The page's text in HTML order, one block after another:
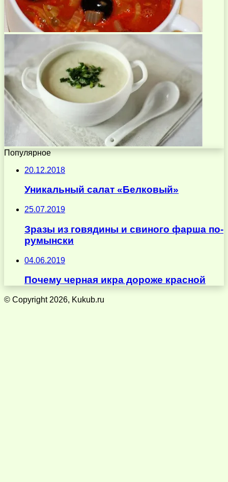
Популярное
20.12.2018
Уникальный салат «Белковый»
25.07.2019
Зразы из говядины и свиного фарша по-
румынски
04.06.2019
Почему черная икра дороже красной
© Copyright 2026, Kukub.ru